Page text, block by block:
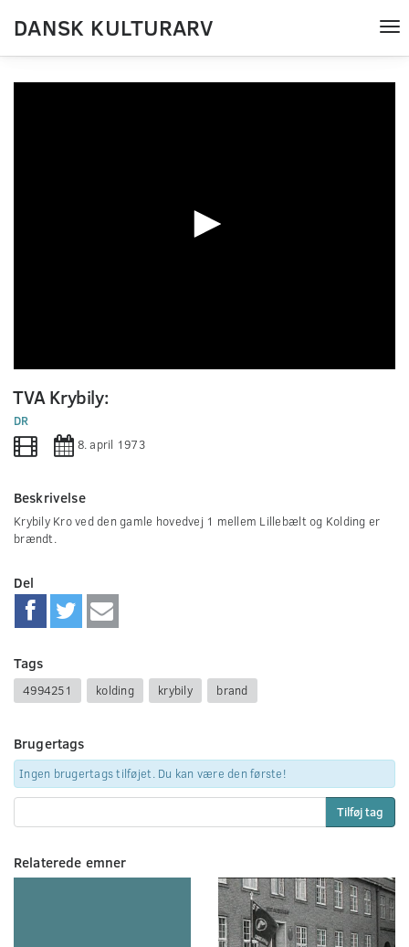
DANSK KULTURARV
seconds
of
0
seconds
TVA Krybily:
DR
8. april 1973
Beskrivelse
Krybily Kro ved den gamle hovedvej 1 mellem Lillebælt og Kolding er
brændt.
Del
Tags
4994251 kolding krybily brand
Brugertags
Ingen brugertags tilføjet. Du kan være den første!
Tilføj tag
Relaterede emner